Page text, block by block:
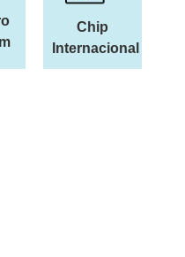
Chip
Internacional